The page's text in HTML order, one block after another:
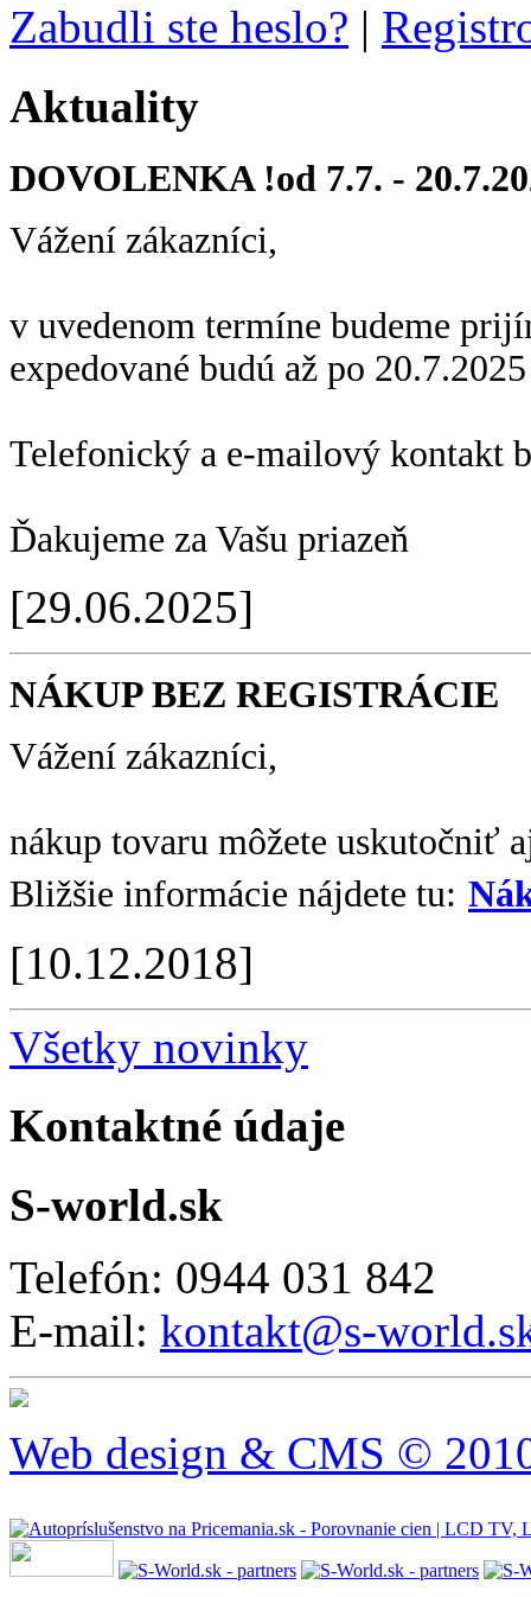
Zabudli ste heslo? |
Aktuality
DOVOLENKA !od 7.7. -
Vážení zákazníci,
v uvedenom termíne budeme
expedované budú až po
Telefonický a e-mailový kontakt
Ďakujeme za Vašu priazeň
[29.06.2025]
NÁKUP BEZ REGISTRÁCIE
Vážení zákazníci,
nákup tovaru môžete uskutočniť
Bližšie informácie nájdete tu:
[10.12.2018]
Všetky novinky
Kontaktné údaje
S-world.sk
Telefón: 0944 031 842
E-mail: kontakt@s-
Web design & CMS ©